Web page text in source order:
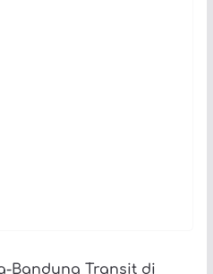
Bandung Transit di